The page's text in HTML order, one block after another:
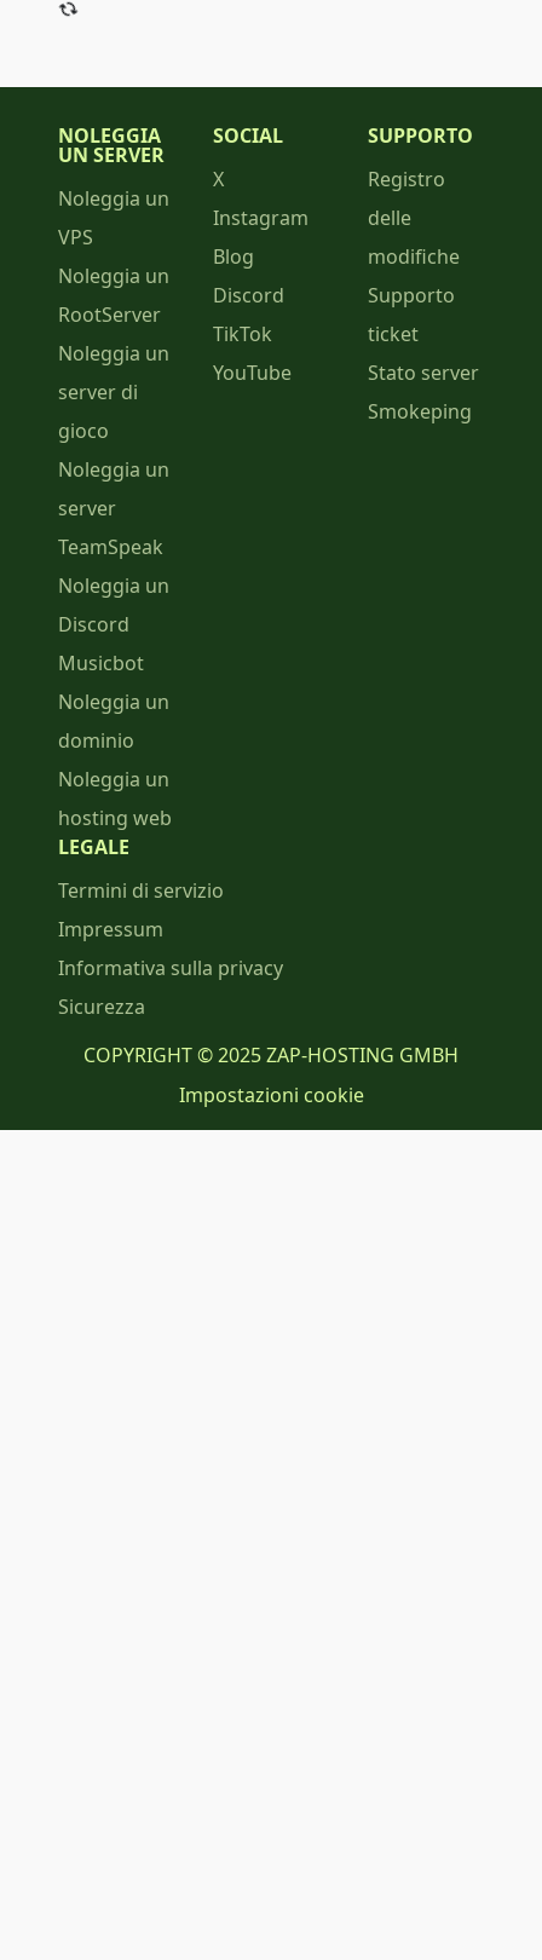
NOLEGGIA
UN SERVER
Noleggia un
VPS
Noleggia un
RootServer
Noleggia un
server di
gioco
Noleggia un
server
TeamSpeak
Noleggia un
Discord
Musicbot
Noleggia un
dominio
Noleggia un
hosting web
SOCIAL
X
Instagram
Blog
Discord
TikTok
YouTube
SUPPORTO
Registro
delle
modifiche
Supporto
ticket
Stato server
Smokeping
LEGALE
Termini di servizio
Impressum
Informativa sulla privacy
Sicurezza
COPYRIGHT © 2025 ZAP-HOSTING GMBH
Impostazioni cookie